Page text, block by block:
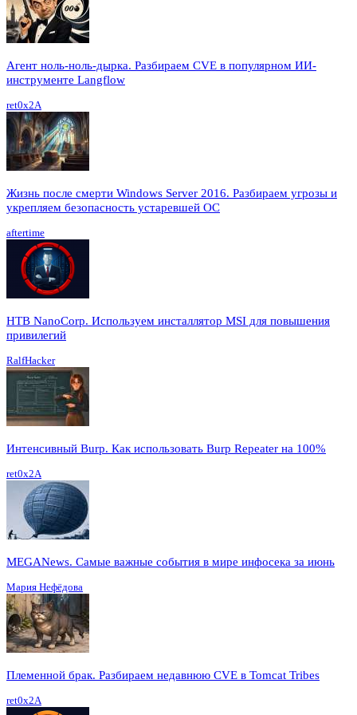
Агент ноль-ноль-дырка. Разбираем CVE в популярном ИИ-
инструменте Langflow
ret0x2A
Жизнь после смерти Windows Server 2016. Разбираем угрозы и
укрепляем безопасность устаревшей ОС
aftertime
HTB NanoCorp. Используем инсталлятор MSI для повышения
привилегий
RalfHacker
Интенсивный Burp. Как использовать Burp Repeater на 100%
ret0x2A
MEGANews. Cамые важные события в мире инфосека за июнь
Мария Нефёдова
Племенной брак. Разбираем недавнюю CVE в Tomcat Tribes
ret0x2A